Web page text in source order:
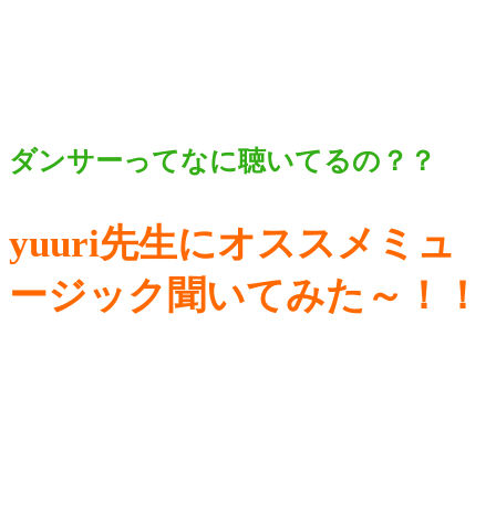
ダンサーってなに聴いてるの？？
yuuri先生にオススメミュ
ージック聞いてみた～！！